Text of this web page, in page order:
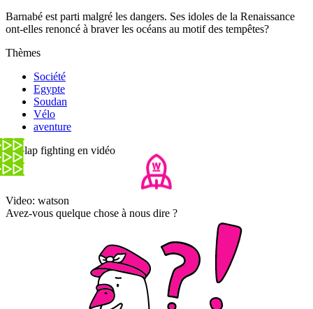
Barnabé est parti malgré les dangers. Ses idoles de la Renaissance
ont-elles renoncé à braver les océans au motif des tempêtes?
Thèmes
Société
Egypte
Soudan
Vélo
aventure
Le slap fighting en vidéo
Video: watson
Avez-vous quelque chose à nous dire ?